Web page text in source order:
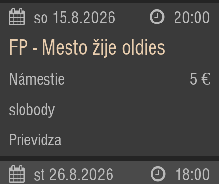
so 15.8.2026 20:00
FP - Mesto žije oldies
Námestie
slobody
Prievidza
5 €
st 26.8.2026 18:00